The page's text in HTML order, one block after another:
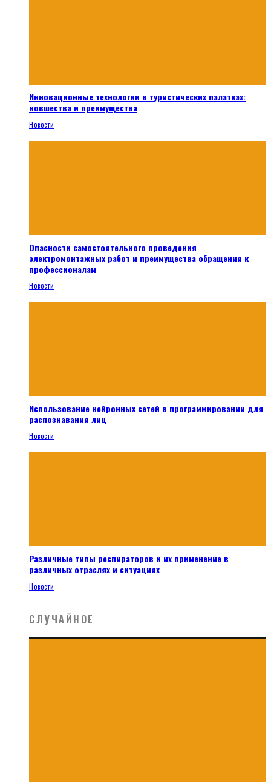
Инновационные технологии в туристических палатках:
новшества и преимущества
Новости
Опасности самостоятельного проведения
электромонтажных работ и преимущества обращения к
профессионалам
Новости
Использование нейронных сетей в программировании для
распознавания лиц
Новости
Различные типы респираторов и их применение в
различных отраслях и ситуациях
Новости
СЛУЧАЙНОЕ